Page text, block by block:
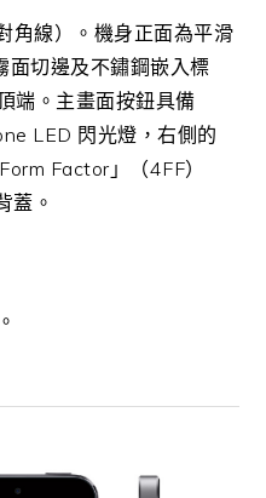
角線）。機身正面為平滑
面切邊及不鏽鋼嵌入標
端。主畫面按鈕具備
LED 閃光燈，右側的
Factor」（4FF）
蓋。
。